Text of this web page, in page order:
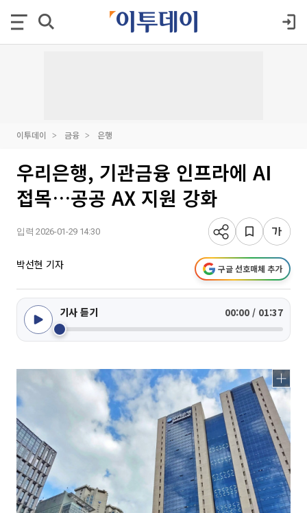
이투데이 금융 은행
우리은행, 기관금융 인프라에 AI
접목…공공 AX 지원 강화
입력 2026-01-29 14:30
박선현 기자 구글 선호매체 추가
기사 듣기 00:00 / 01:37